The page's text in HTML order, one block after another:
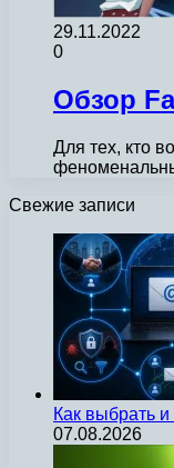
29.11.2022
0
Обзор
Для тех, кто
Свежие записи
Как выбрать
07.08.2026